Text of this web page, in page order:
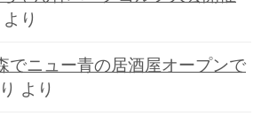
より
でニュー青の居酒屋オープンで
より